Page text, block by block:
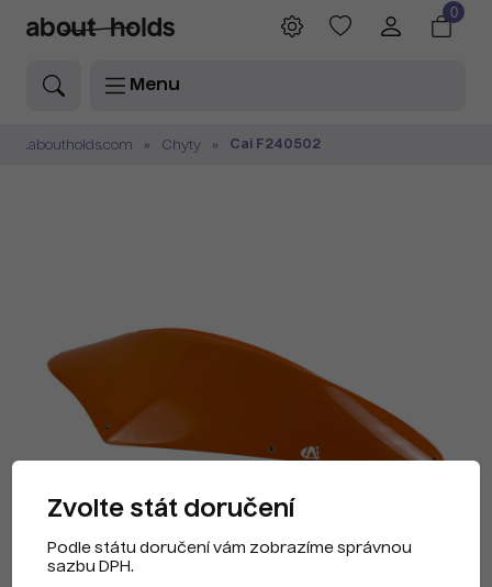
Menu
0
.aboutholds.com Chyty Cai F240502
Zvolte stát doručení
Podle státu doručení vám zobrazíme správnou
sazbu DPH.